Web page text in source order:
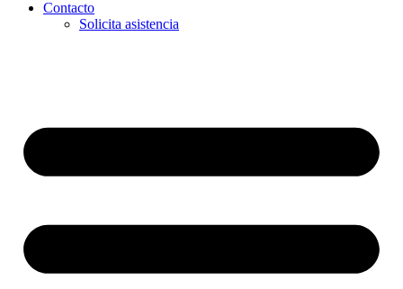
Contacto
Solicita asistencia